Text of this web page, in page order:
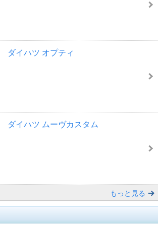
ダイハツ オプティ
ダイハツ ムーヴカスタム
もっと見る